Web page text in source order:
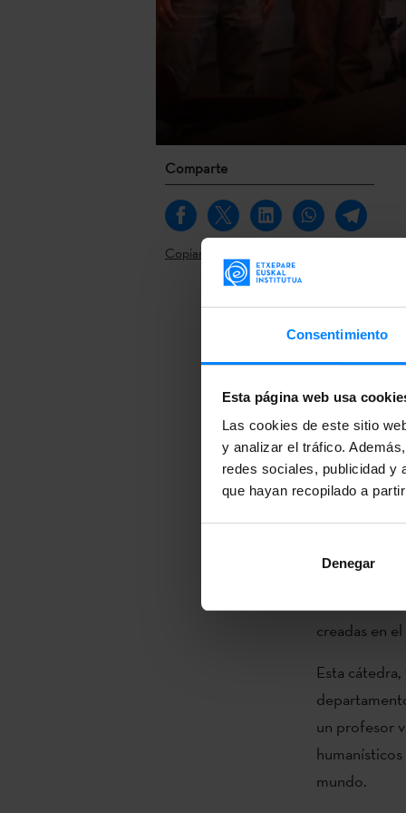
Consentimiento
Esta página web usa
Las cookies de este sitio
y analizar el tráfico.
redes sociales, publicidad y
que hayan recopilado a
Denegar
Comparte
Copiar link
Pilar Rodríguez
Universidad
título"Cine
dando
Birmingham)
El programa,
temas
creadas en
Esta cátedra,
un profesor
mundo.